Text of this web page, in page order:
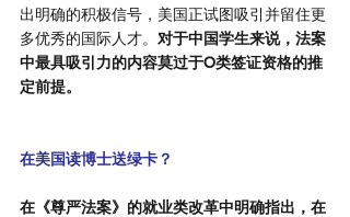
出明确的积极信号，美国正试图吸引并留住更
多优秀的国际人才。 对于中国学生来说，法案
中最具吸引力的内容莫过于O类签证资格的推
定前提。
在美国读博士送绿卡？
在《尊严法案》的就业类改革中明确指出，在